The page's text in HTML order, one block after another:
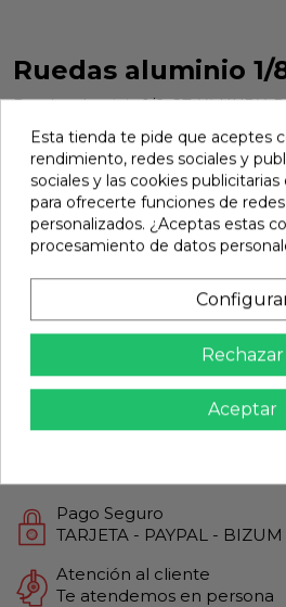
Ruedas aluminio 1/
Ruedas aluminio 1/8 GT (4) HUDY.
Marca: Hudy
98,55 €
Añadir
share Compartir
Calidad Garantizada
Productos de Máxima
Pago Seguro
TARJETA - PAYPAL - BIZUM
Atención al cliente
Te atendemos en persona
Esta tienda te pide que aceptes
rendimiento, redes sociales y
sociales y las cookies
para ofrecerte funciones de
personalizados. ¿Aceptas estas
procesamiento de datos
Rechazar
Aceptar